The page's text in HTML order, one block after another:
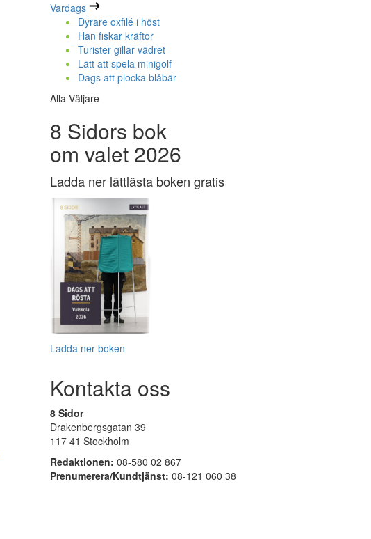
Vardags
Dyrare oxfilé i höst
Han fiskar kräftor
Turister gillar vädret
Lätt att spela minigolf
Dags att plocka blåbär
Alla Väljare
8 Sidors bok
om valet 2026
Ladda ner lättlästa boken gratis
Ladda ner boken
Kontakta oss
8 Sidor
Drakenbergsgatan 39
117 41 Stockholm
Redaktionen: 08-580 02 867
Prenumerera/Kundtjänst: 08-121 060 38